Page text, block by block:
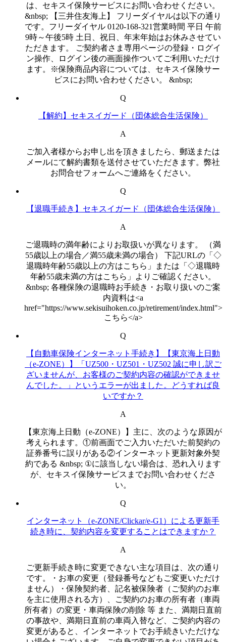
は、セキスイ保険サービスにお問い合わせください。
&nbsp; 【三井住友海上】 フリーダイヤルは以下の通り
です。フリーダイヤル 0120-168-321営業時間 平日 午前
9時～午後5時 土日、祝日、年末年始はお休みさせてい
ただきます。 ご契約者さま専用ページの登録・ログイ
ン操作、ログイン後の画面操作ついてご利用いただけ
ます。※保険商品内容については、セキスイ保険サー
ビスにお問い合わせください。 &nbsp;
Q
【解約】セキスイガード（団体総合生活保険）
A
ご加入者様からお申し出を頂きましたら、郵送または
メールにて解約書類を送付させていただきます。弊社
お問合せフォームへご連絡をください。
Q
【退職手続き】セキスイガード（団体総合生活保険）
A
ご退職時の満年齢によりお取扱いが異なります。 （満
55歳以上の場合／満55歳未満の場合） 下記URLの「◇
退職時年齢55歳以上の方はこちら」または「◇退職時
年齢55歳未満の方はこちら」よりご確認ください。
&nbsp; 各種保険の退職時お手続き・お取り扱いのご案
内資料は<a
href="https://www.sekisuihoken.co.jp/retirement/index.html">
こちら</a>
Q
【自動車保険インターネット手続き】【東京海上日動
（e-ZONE）】「UZ500・UZ501・UZ502 誠に申し訳ご
ざいませんが、お客様のご契約内容の確認ができませ
んでした。」というエラーが出ました。どうすれば良
いですか？
A
【東京海上日動（e-ZONE）】主に、次のような原因が
考えられます。①前画面でご入力いただいた前契約の
証券番号に誤りがある②インターネット更新対象外契
約である &nbsp; ①に該当しない場合は、恐れ入ります
が、セキスイ保険サービスまでお問い合わせくださ
い。
Q
インターネット（e-ZONE/Clickar/e-G1）による更新手
続き時に、契約内容を変更することはできますか？
A
ご更新手続き時に変更できない主な項目は、次の通り
です。・お車の変更（登録番号などもご変更いただけ
ません）・保険契約者、記名被保険者（ご契約のお車
を主に使用される方）、ご契約のお車の所有者（車両
所有者）の変更・車両保険の削除 等 また、満期日直前
の事故や、満期日直前の車両入替など、ご契約内容の
変更があると、インターネットでお手続きいただけな